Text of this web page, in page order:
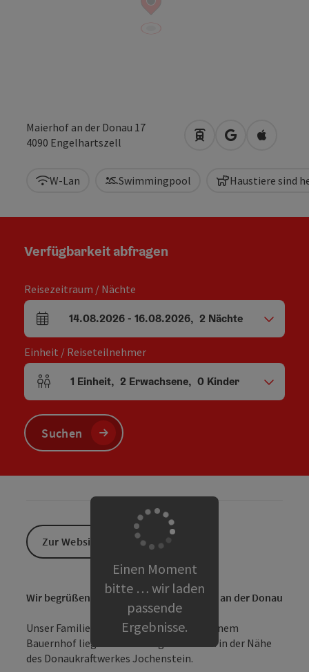
Maierhof an der Donau 17
4090 Engelhartszell Anreise mit
in Googlein Apple
W-Lan Swimmingpool Haustiere sind
Wir begrüßen Sie in Bernhard's - Pension an der Donau
Unser Familienbetrieb mit angeschlossenem
Bauernhof liegt 1 km vor Engelhartszell in der Nähe
des Donaukraftwerkes Jochenstein.
Verfügbarkeit abfragen
Reisezeitraum / Nächte
An- und Abreisefelder
14.08.2026- 16.08.2026, 2 Nächte
Einheit / Reiseteilnehmer
Einheitenanzahl und Personenfelder
1 Einheit, 2 Erwachsene, 0 Kinder
Suchen
Einen Moment
bitte … wir laden
passende
Ergebnisse.
Zur Website